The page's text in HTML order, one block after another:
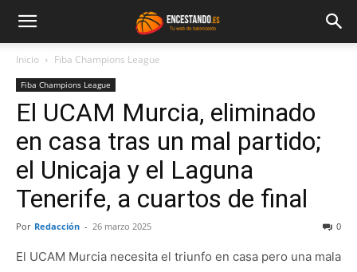
Inicio Fiba Champions League
Fiba Champions League
El UCAM Murcia, eliminado
en casa tras un mal partido;
el Unicaja y el Laguna
Tenerife, a cuartos de final
Por Redacción - 26 marzo 2025 0
El UCAM Murcia necesita el triunfo en casa pero una mala